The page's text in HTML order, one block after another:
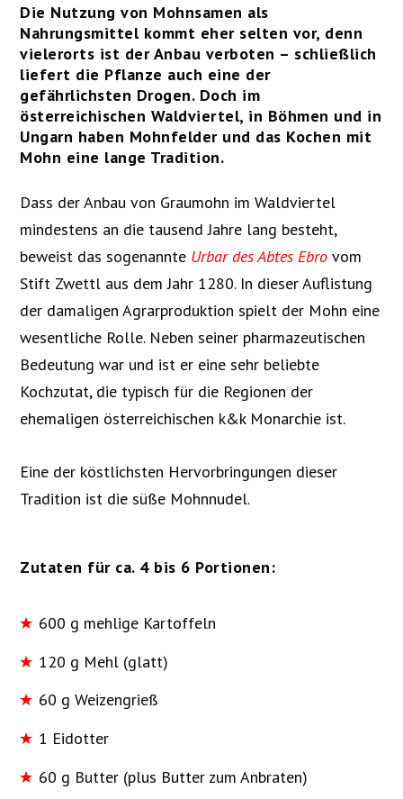
Die Nutzung von Mohnsamen als
Nahrungsmittel kommt eher selten vor, denn
vielerorts ist der Anbau verboten – schließlich
liefert die Pflanze auch eine der
gefährlichsten Drogen. Doch im
österreichischen Waldviertel, in Böhmen und in
Ungarn haben Mohnfelder und das Kochen mit
Mohn eine lange Tradition.
Dass der Anbau von Graumohn im Waldviertel
mindestens an die tausend Jahre lang besteht,
beweist das sogenannte Urbar des Abtes Ebro vom
Stift Zwettl aus dem Jahr 1280. In dieser Auflistung
der damaligen Agrarproduktion spielt der Mohn eine
wesentliche Rolle. Neben seiner pharmazeutischen
Bedeutung war und ist er eine sehr beliebte
Kochzutat, die typisch für die Regionen der
ehemaligen österreichischen k&k Monarchie ist.
Eine der köstlichsten Hervorbringungen dieser
Tradition ist die süße Mohnnudel.
Zutaten für ca. 4 bis 6 Portionen:
600 g mehlige Kartoffeln
120 g Mehl (glatt)
60 g Weizengrieß
1 Eidotter
60 g Butter (plus Butter zum Anbraten)